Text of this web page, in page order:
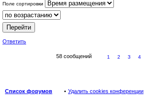
Поле сортировки
Ответить
58 сообщений 1 2 3 4
Список форумов Удалить cookies конференции